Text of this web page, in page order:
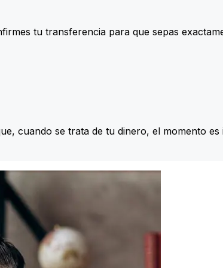
tu transferencia para que sepas
cuando se trata de tu dinero, el momento es